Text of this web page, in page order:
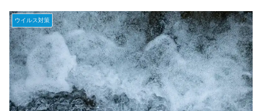
ウイルス対策